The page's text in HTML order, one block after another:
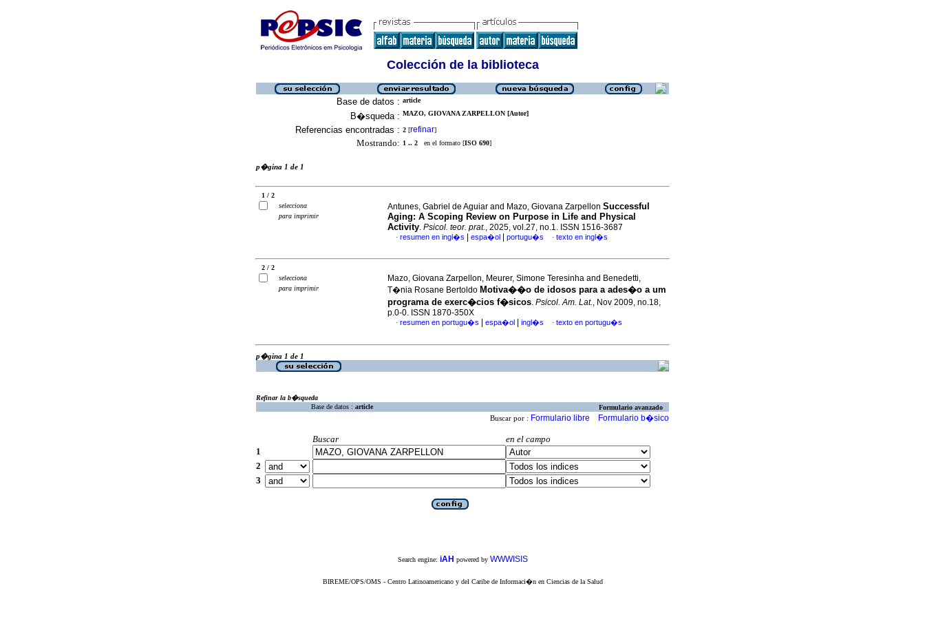
Colección de la biblioteca
Base de datos : article
B�squeda : MAZO, GIOVANA ZARPELLON [Autor]
Referencias encontradas : 2 [refinar]
Mostrando: 1 .. 2 en el formato [ISO 690]
p�gina 1 de 1
1 / 2
selecciona
para imprimir
Antunes, Gabriel de Aguiar and Mazo, Giovana Zarpellon Successful
Aging: A Scoping Review on Purpose in Life and Physical
Activity. Psicol. teor. prat., 2025, vol.27, no.1. ISSN 1516-3687
· resumen en ingl�s espa�ol portugu�s · texto en ingl�s
2 / 2
selecciona
para imprimir
Mazo, Giovana Zarpellon, Meurer, Simone Teresinha and Benedetti,
T�nia Rosane Bertoldo Motiva��o de idosos para a ades�o a um
programa de exerc�cios f�sicos. Psicol. Am. Lat., Nov 2009, no.18,
p.0-0. ISSN 1870-350X
· resumen en portugu�s espa�ol ingl�s · texto en portugu�s
p�gina 1 de 1
Refinar la b�squeda
Base de datos : article Formulario avanzado
Buscar por : Formulario libre Formulario b�sico
Buscar
en el campo
1
2
3
Search engine: iAH powered by WWWISIS
BIREME/OPS/OMS - Centro Latinoamericano y del Caribe de Informaci�n en Ciencias de la Salud